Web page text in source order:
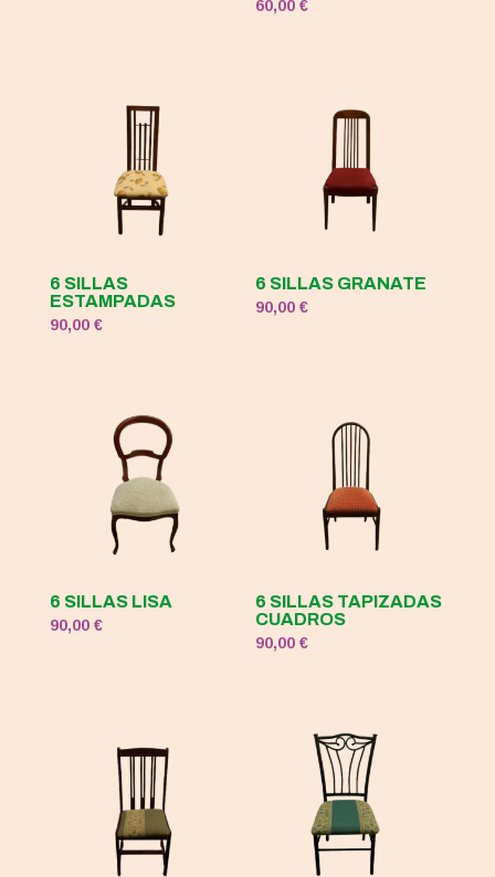
60,00€
6 SILLAS
ESTAMPADAS
90,00 €
6 SILLAS GRANATE
90,00€
6 SILLAS LISA
90,00 €
6 SILLAS TAPIZADAS
CUADROS
90,00€